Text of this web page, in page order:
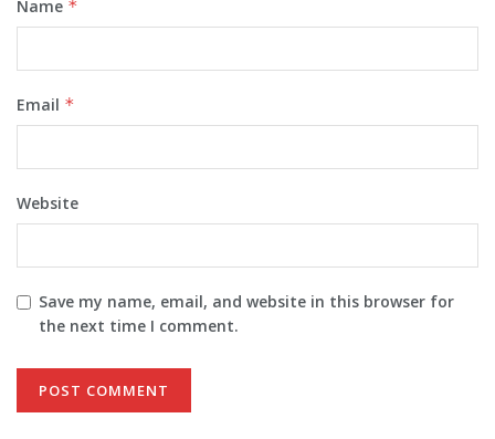
Name *
Email *
Website
Save my name, email, and website in this browser for
the next time I comment.